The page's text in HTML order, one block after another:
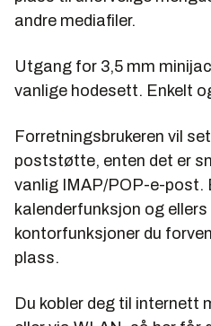
andre mediafiler.
Utgang for 3,5 mm
vanlige hodesett. Enkelt
Forretningsbrukeren vil
poststøtte, enten det er
vanlig IMAP/POP-e-post.
kalenderfunksjon og ellers
kontorfunksjoner du
plass.
Du kobler deg til internett